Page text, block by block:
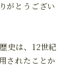
がとうござい
史は、12世紀
されたことか